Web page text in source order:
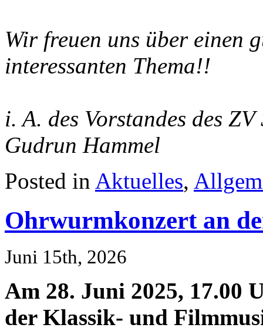
Wir freuen uns über einen
interessanten Thema!!
i. A. des Vorstandes des
Gudrun Hammel
Posted in Aktuelles,
Ohrwurmkonzert an
Juni 15th, 2026
Am 28. Juni 2025, 17.00
der Klassik- und